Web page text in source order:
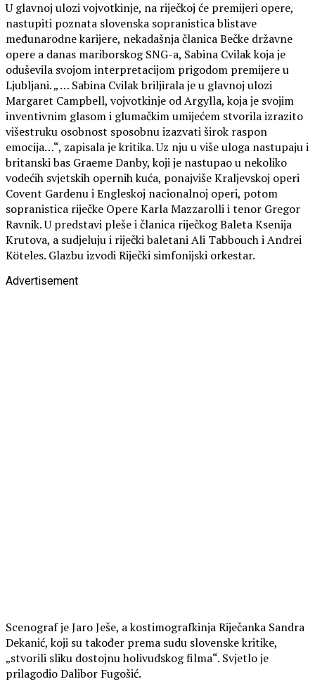
U glavnoj ulozi vojvotkinje, na riječkoj će premijeri opere,
nastupiti poznata slovenska sopranistica blistave
međunarodne karijere, nekadašnja članica Bečke državne
opere a danas mariborskog SNG-a, Sabina Cvilak koja je
oduševila svojom interpretacijom prigodom premijere u
Ljubljani. „ … Sabina Cvilak briljirala je u glavnoj ulozi
Margaret Campbell, vojvotkinje od Argylla, koja je svojim
inventivnim glasom i glumačkim umijećem stvorila izrazito
višestruku osobnost sposobnu izazvati širok raspon
emocija…“, zapisala je kritika. Uz nju u više uloga nastupaju i
britanski bas Graeme Danby, koji je nastupao u nekoliko
vodećih svjetskih opernih kuća, ponajviše Kraljevskoj operi
Covent Gardenu i Engleskoj nacionalnoj operi, potom
sopranistica riječke Opere Karla Mazzarolli i tenor Gregor
Ravnik. U predstavi pleše i članica riječkog Baleta Ksenija
Krutova, a sudjeluju i riječki baletani Ali Tabbouch i Andrei
Köteles. Glazbu izvodi Riječki simfonijski orkestar.
Advertisement
Scenograf je Jaro Ješe, a kostimografkinja Riječanka Sandra
Dekanić, koji su također prema sudu slovenske kritike,
„stvorili sliku dostojnu holivudskog filma“. Svjetlo je
prilagodio Dalibor Fugošić.